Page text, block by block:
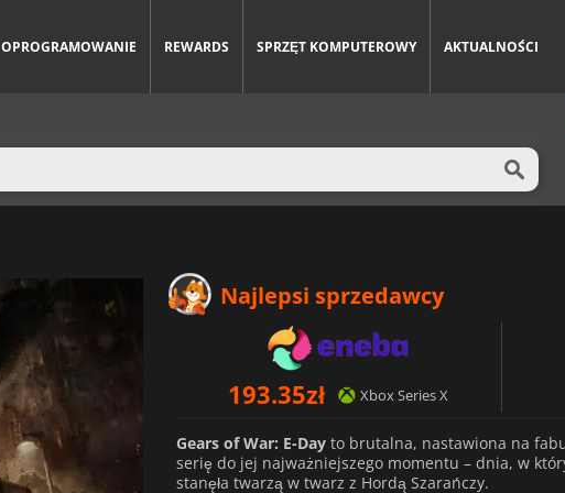
OPROGRAMOWANIE REWARDS SPRZĘT KOMPUTEROWY AKTUALNOŚCI
Najlepsi sprzedawcy
193.35zł Xbox Series X
Gears of War: E-Day to brutalna, nastawiona na
serię do jej najważniejszego momentu – dnia, w
stanęła twarzą w twarz z Hordą Szarańczy.